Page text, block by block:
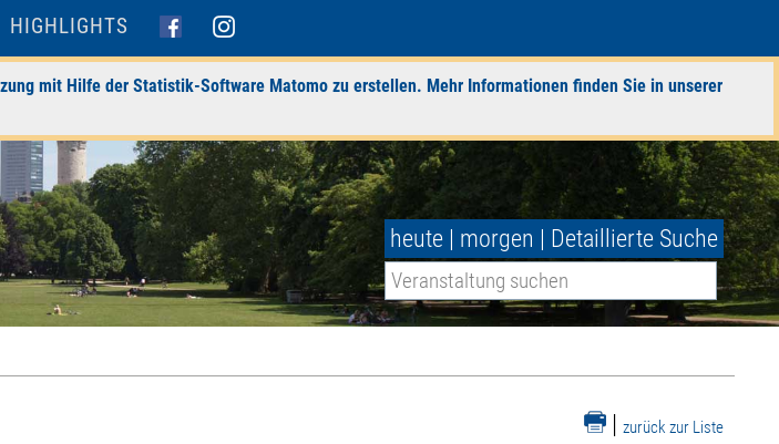
HIGHLIGHTS
mit Hilfe der Statistik-Software Matomo zu erstellen. Mehr Informationen finden Sie in unserer
heute | morgen | Detaillierte Suche
| zurück zur Liste